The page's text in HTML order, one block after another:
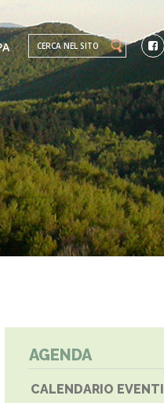
Search this site
AGENDA
CALENDARIO EVENTI